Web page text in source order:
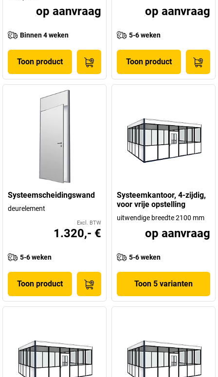
op aanvraag
Binnen 4 weken
Toon product
op aanvraag
5-6 weken
Toon product
Systeemscheidingswand
deurelement
Excl. BTW
1.320,- €
5-6 weken
Toon product
Systeemkantoor, 4-zijdig,
voor vrije opstelling
uitwendige breedte 2100 mm
op aanvraag
5-6 weken
Toon 5 varianten